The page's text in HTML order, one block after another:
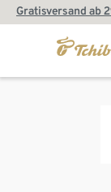
Gratisversand ab